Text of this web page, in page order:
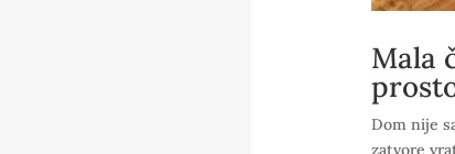
Mala
Dom nije